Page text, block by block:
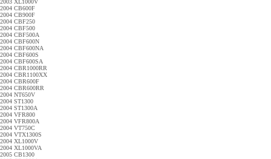
2003 XL1000V
2004 CB600F
2004 CB900F
2004 CBF250
2004 CBF500
2004 CBF500A
2004 CBF600N
2004 CBF600NA
2004 CBF600S
2004 CBF600SA
2004 CBR1000RR
2004 CBR1100XX
2004 CBR600F
2004 CBR600RR
2004 NT650V
2004 ST1300
2004 ST1300A
2004 VFR800
2004 VFR800A
2004 VT750C
2004 VTX1300S
2004 XL1000V
2004 XL1000VA
2005 CB1300